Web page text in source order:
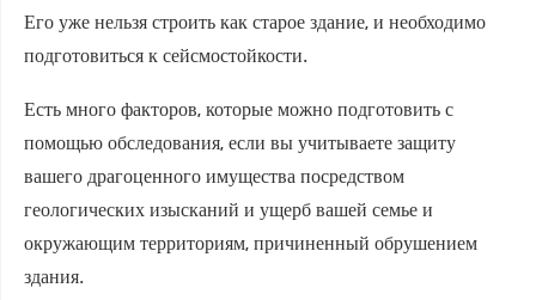
Его уже нельзя строить как старое здание, и необходимо
подготовиться к сейсмостойкости.
Есть много факторов, которые можно подготовить с
помощью обследования, если вы учитываете защиту
вашего драгоценного имущества посредством
геологических изысканий и ущерб вашей семье и
окружающим территориям, причиненный обрушением
здания.